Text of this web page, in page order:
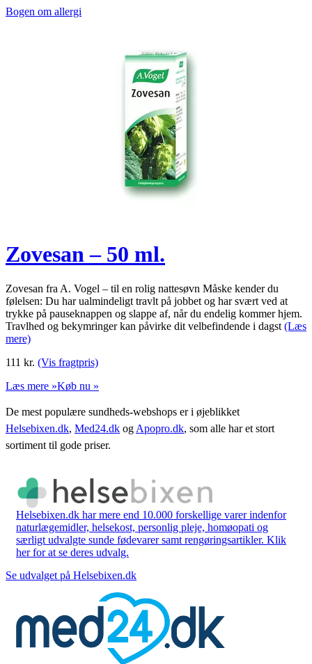
Bogen om allergi
Zovesan – 50 ml.
Zovesan fra A. Vogel – til en rolig nattesøvn Måske kender du
følelsen: Du har ualmindeligt travlt på jobbet og har svært ved at
trykke på pauseknappen og slappe af, når du endelig kommer hjem.
Travlhed og bekymringer kan påvirke dit velbefindende i dagst (Læs
mere)
111 kr. (Vis fragtpris)
Læs mere »Køb nu »
De mest populære sundheds-webshops er i øjeblikket
Helsebixen.dk, Med24.dk og Apopro.dk, som alle har et stort
sortiment til gode priser.
Helsebixen.dk har mere end 10.000 forskellige varer indenfor
naturlægemidler, helsekost, personlig pleje, homøopati og
særligt udvalgte sunde fødevarer samt rengøringsartikler. Klik
her for at se deres udvalg.
Se udvalget på Helsebixen.dk